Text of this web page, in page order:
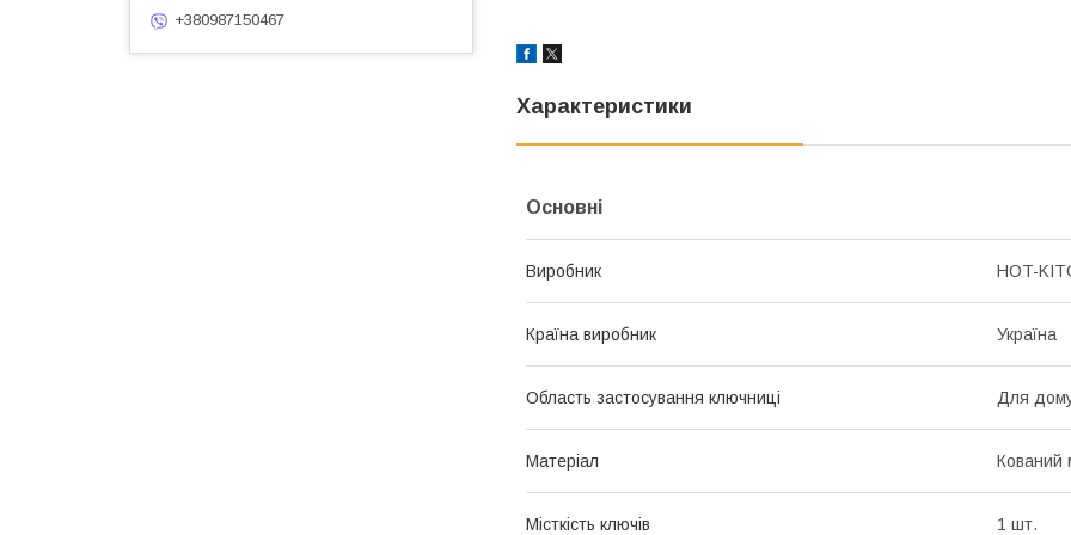
Характеристики
Основні
Виробник HOT-
Країна виробник Україна
Область застосування ключниці Для
Матеріал Кований
Місткість ключів 1 шт.
+380987150467